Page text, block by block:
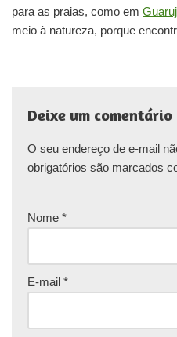
para as praias, como em
meio à natureza, porque
Deixe um comentário
O seu endereço de e-mail
obrigatórios são marcados
Nome *
E-mail *